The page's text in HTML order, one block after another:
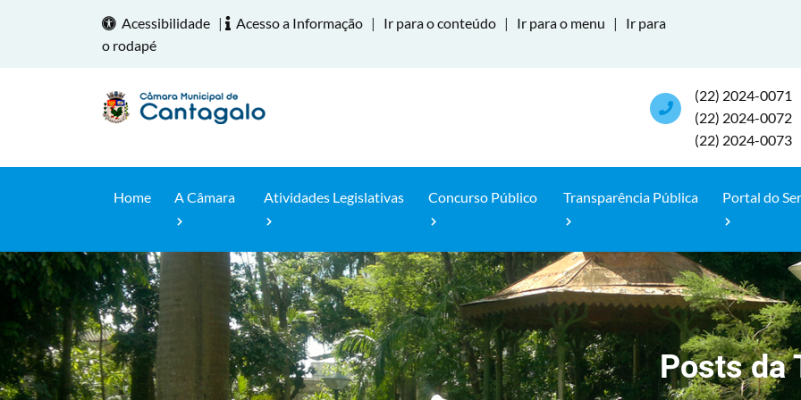
Acessibilidade | Acesso a Informação | Ir para o conteúdo | Ir para o menu |
Ir para
o rodapé
(22) 2024-0071
(22) 2024-0072
(22) 2024-0073
Home A Câmara Atividades Legislativas Concurso Público Transparência Pública Portal do
Posts da